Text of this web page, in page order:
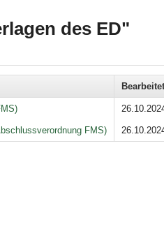
des ED"
Bearbeitet
FMS)